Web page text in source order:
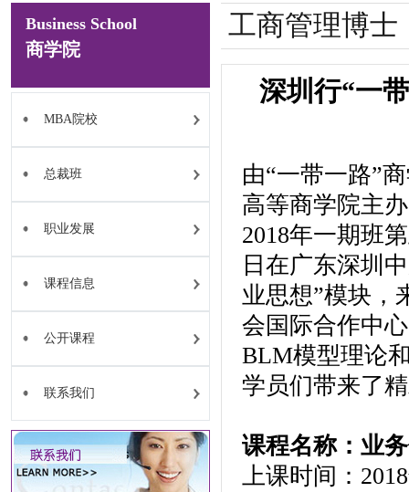
Business School
商学院
MBA院校
总裁班
职业发展
课程信息
公开课程
联系我们
工商管理博士
深圳行“一
由“一带一路”
高等商学院主
2018年一期班
日在广东深圳
业思想”模块，
会国际合作中
BLM模型理论
学员们带来了
课程名称：业
上课时间：